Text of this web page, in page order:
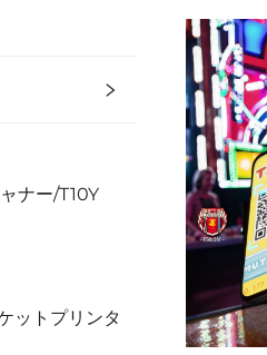
ナー/T10Y
ットプリンタ